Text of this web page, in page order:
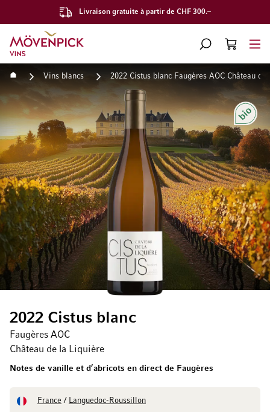
Livraison gratuite à partir de CHF 300.–
Aller à la page d'accueil
CHERCHERPANIER
Accueil Vins blancs 2022 Cistus blanc Faugères AOC Château
Bio
2022 Cistus blanc
Faugères AOC
Château de la Liquière
Notes de vanille et d’abricots en direct de Faugères
France / Languedoc-Roussillon
Passer à la fin de la galerie d’images
Passer au début de la